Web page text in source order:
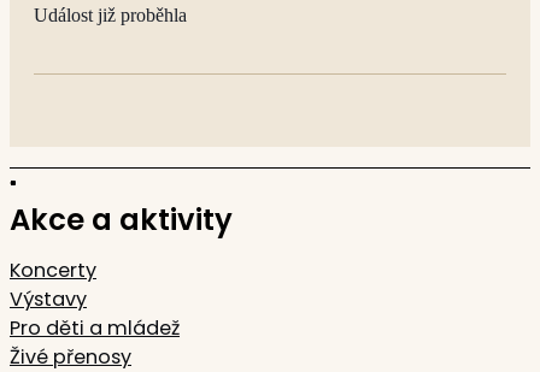
Událost již proběhla
Akce a aktivity
Koncerty
Výstavy
Pro děti a mládež
Živé přenosy